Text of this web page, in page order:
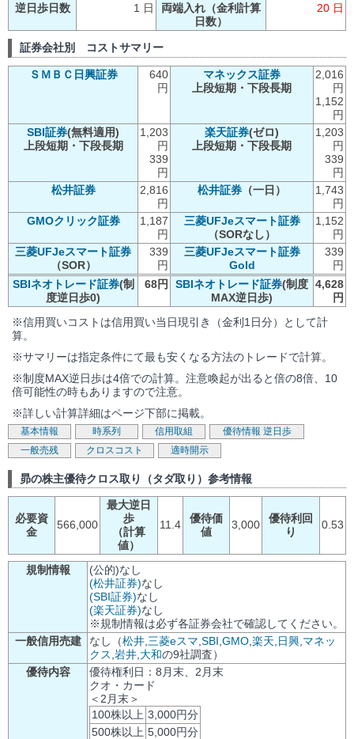
逆日歩日数
1 日
両端入れ（金利計算
日数）
20 日
証券会社別 コストサマリー
ＳＭＢＣ日興証券
640
円
マネックス証券
上段短期・下段長期
2,016
円
1,152
円
SBI証券(無料適用)
上段短期・下段長期
1,203
円
339
円
楽天証券(ゼロ)
上段短期・下段長期
1,203
円
339
円
松井証券
2,816
円
松井証券 （一日）
1,743
円
GMOクリック証券
1,187
円
三菱UFJeスマート証券
（SORなし）
1,152
円
三菱UFJeスマート証券
（SOR）
339
円
三菱UFJeスマート証券
Gold
339
円
SBIネオトレード証券(制
度逆日歩0)
68円 SBIネオトレード証券(制度
MAX逆日歩)
4,628
円
※信用買いコストは信用買い当日現引き（金利1日分）として計
算。
※サマリーは指定条件にて最も安くなる方法のトレードで計算。
※制度MAX逆日歩は4倍での計算。注意喚起が出ると倍の8倍、10
倍可能性の時もありますので注意。
※詳しい計算詳細はページ下部に掲載。
基本情報 時系列 信用取組 優待情報 逆日歩
一般売残
クロスコスト 適時開示
昴の株主優待クロス取り（タダ取り）参考情報
必要資
金
566,000
最大逆日
歩
（計算
値）
11.4
優待価
値
3,000
優待利回
り
0.53
規制情報
(公的)なし
(松井証券)なし
(SBI証券)なし
(楽天証券)なし
※規制情報は必ず各証券会社で確認してください。
一般信用売建
なし（松井 三菱eスマ SBI GMO 楽天 日興 マネッ
クス 岩井 大和の9社調査）
優待内容
優待権利日：8月末、2月末
クオ・カード
＜2月末＞
100株以上 3,000円分
500株以上 5,000円分